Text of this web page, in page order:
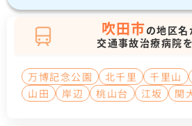
吹田市の地区名
交通事故治療病院
万博記念公園 北千里 千里山
山田
岸辺 桃山台 江坂 関